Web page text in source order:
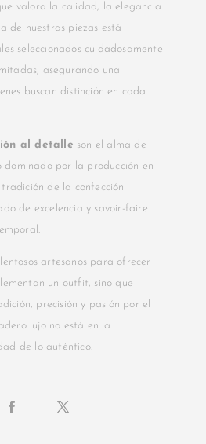
valora la calidad, la elegancia
de nuestras piezas está
seleccionados cuidadosamente
asegurando una
buscan distinción en cada
al detalle son el alma de
dominado por la producción en
de la confección
de excelencia y savoir-faire
artesanos para ofrecer
un outfit, sino que
precisión y pasión por el
lujo no está en la
de lo auténtico.